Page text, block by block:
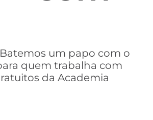
um papo com o
quem trabalha com
da Academia